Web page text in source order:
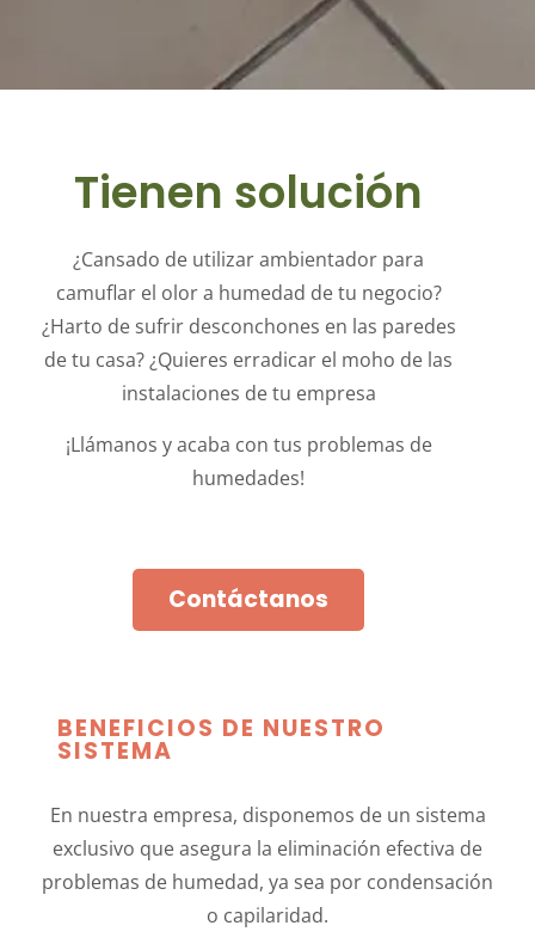
Tienen solución
¿Cansado de utilizar ambientador para
camuflar el olor a humedad de tu negocio?
¿Harto de sufrir desconchones en las paredes
de tu casa? ¿Quieres erradicar el moho de las
instalaciones de tu empresa
¡Llámanos y acaba con tus problemas de
humedades!
Contáctanos
BENEFICIOS DE NUESTRO
SISTEMA
En nuestra empresa, disponemos de un sistema
exclusivo que asegura la eliminación efectiva de
problemas de humedad, ya sea por condensación
o capilaridad.